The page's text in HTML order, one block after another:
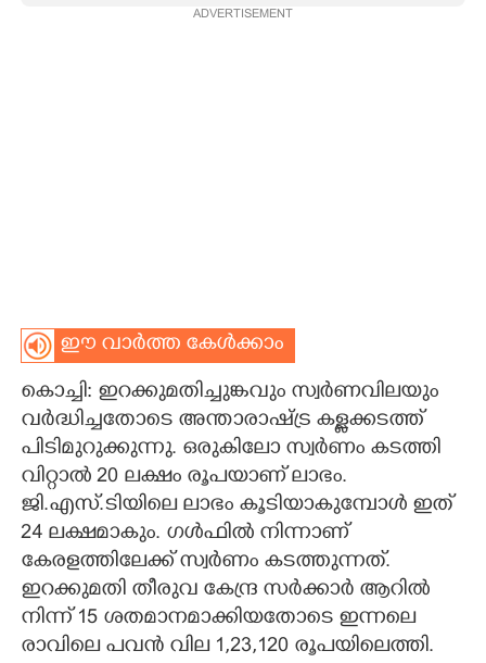
ADVERTISEMENT
ഈ വാർത്ത കേൾക്കാം
കൊച്ചി: ഇറക്കുമതിച്ചുങ്കവും സ്വർണവിലയും
വർദ്ധിച്ചതോടെ അന്താരാഷ്ട്ര കള്ളക്കടത്ത്
പിടിമുറുക്കുന്നു. ഒരുകിലോ സ്വർണം കടത്തി
വിറ്റാൽ 20 ലക്ഷം രൂപയാണ് ലാഭം.
ജി.എസ്.ടിയിലെ ലാഭം കൂടിയാകുമ്പോൾ ഇത്
24 ലക്ഷമാകും. ഗൾഫിൽ നിന്നാണ്
കേരളത്തിലേക്ക് സ്വർണം കടത്തുന്നത്.
ഇറക്കുമതി തീരുവ കേന്ദ്ര സർക്കാർ ആറിൽ
നിന്ന് 15 ശതമാനമാക്കിയതോടെ ഇന്നലെ
രാവിലെ പവൻ വില 1,23,120 രൂപയിലെത്തി.